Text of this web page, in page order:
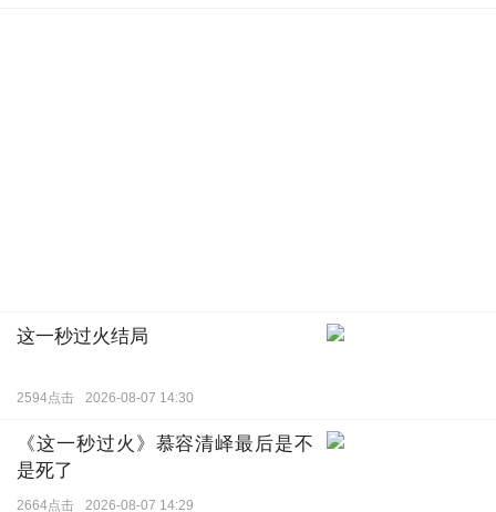
这一秒过火结局
2594点击 2026-08-07 14:30
《这一秒过火》慕容清峄最后是不
是死了
2664点击 2026-08-07 14:29